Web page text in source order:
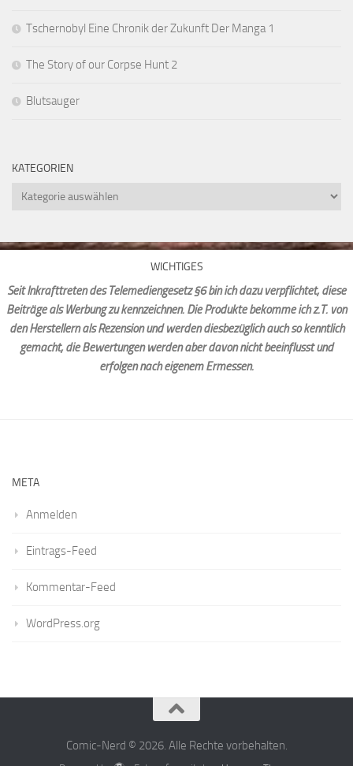
Tschernobyl Eine Chronik der Zukunft Der Manga 1
The Story of our Corpse Hunt 2
Blutsauger
KATEGORIEN
Kategorien
WICHTIGES
Seit Inkrafttreten des Telemediengesetz §6 bin ich dazu verpflichtet, diese
Beiträge als Werbung zu kennzeichnen. Die Produkte bekomme ich z.T. von
den Herstellern als Rezension und werden diesbezüglich auch so kenntlich
gemacht, die Bewertungen werden aber davon nicht beeinflusst und
erfolgen nach eigenem Ermessen.
META
Anmelden
Eintrags-Feed
Kommentar-Feed
WordPress.org
Comic-Nerd © 2026. Alle Rechte vorbehalten.